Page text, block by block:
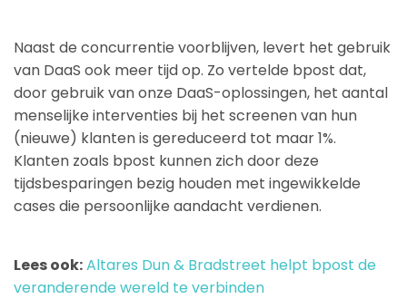
Naast de concurrentie voorblijven, levert het gebruik
van DaaS ook meer tijd op. Zo vertelde bpost dat,
door gebruik van onze DaaS-oplossingen, het aantal
menselijke interventies bij het screenen van hun
(nieuwe) klanten is gereduceerd tot maar 1%.
Klanten zoals bpost kunnen zich door deze
tijdsbesparingen bezig houden met ingewikkelde
cases die persoonlijke aandacht verdienen.
Lees ook:Altares Dun & Bradstreet helpt bpost de
veranderende wereld te verbinden